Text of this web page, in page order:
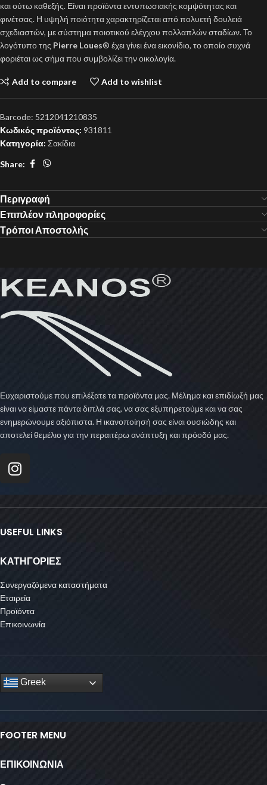
και ούτω καθεξής. Είναι προϊόντα εντυπωσιακής κομψότητας και
φινέτσας. Η υψηλή ποιότητα χαρακτηρίζεται από πολυετή δουλειά
σχεδιαστών, με σύστημα ποιοτικού ελέγχου πολλαπλών σταδίων. Το
λογότυπο της Pierre Loues® έχει γίνει ένα εικονίδιο, το οποίο συχνά
φοριέται ως σήμα που συμβολίζει την οικολογία.
Add to compare Add to wishlist
Barcode: 5212041210835
Κωδικός προϊόντος: 931811
Κατηγορία: Σακίδια
Share:
Περιγραφή
Επιπλέον πληροφορίες
Τρόποι Αποστολής
Ευχαριστούμε που επιλέξατε τα προϊόντα μας. Μέλημα και επιδίωξή μας
είναι να είμαστε πάντα διπλά σας, να σας εξυπηρετούμε και να σας
ενημερώνουμε αξιόπιστα. Η ικανοποίησή σας είναι ουσιώδης και
αποτελεί θεμέλιο για την περαιτέρω ανάπτυξη και πρόοδό μας.
USEFUL LINKS
ΚΑΤΗΓΟΡΙΕΣ
Συνεργαζόμενα καταστήματα
Εταιρεία
Προϊόντα
Επικοινωνία
Greek
FOOTER MENU
ΕΠΙΚΟΙΝΩΝΙΑ